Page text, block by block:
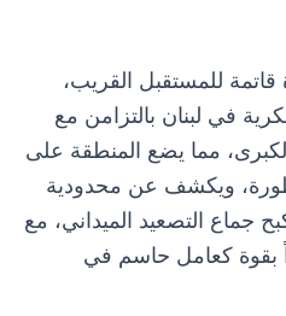
للمستقبل القريب،
في لبنان بالتزامن مع
مما يضع المنطقة على
ويكشف عن محدودية
جماع التصعيد الميداني، مع
بقوة كعامل حاسم في